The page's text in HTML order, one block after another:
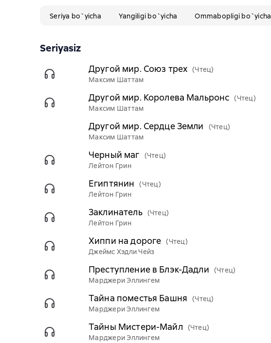
Seriya bo`yicha Yangiligi bo`yicha Ommabopligi bo`yicha
Seriyasiz
Другой мир. Союз трех (Чтец)
Максим Шаттам
Другой мир. Королева Мальронс (Чтец)
Максим Шаттам
Другой мир. Сердце Земли
(Чтец)
Максим Шаттам
Черный маг
(Чтец)
Лейтон Грин
Египтянин
(Чтец)
Лейтон Грин
Заклинатель (Чтец)
Лейтон Грин
Хиппи на дороге (Чтец)
Джеймс Хэдли Чейз
Преступление в Блэк-Дадли
(Чтец)
Марджери Эллингем
Тайна поместья Башня
(Чтец)
Марджери Эллингем
Тайны Мистери-Майл
(Чтец)
Марджери Эллингем